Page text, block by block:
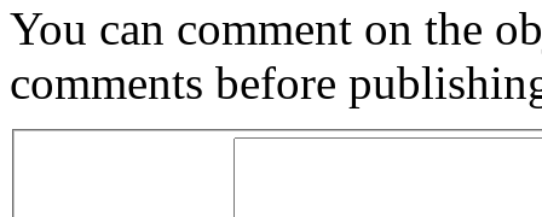
You can comment on the
comments before